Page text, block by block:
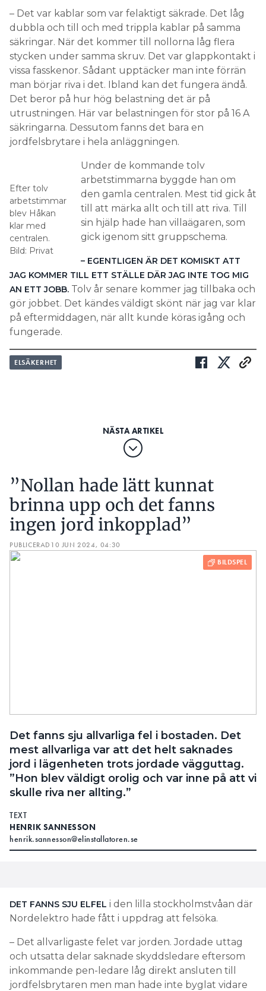
– Det var kablar som var felaktigt säkrade. Det låg
dubbla och till och med trippla kablar på samma
säkringar. När det kommer till nollorna låg flera
stycken under samma skruv. Det var glappkontakt i
vissa fasskenor. Sådant upptäcker man inte förrän
man börjar riva i det. Ibland kan det fungera ändå.
Det beror på hur hög belastning det är på
utrustningen. Här var belastningen för stor på 16 A
säkringarna. Dessutom fanns det bara en
jordfelsbrytare i hela anläggningen.
Efter tolv
arbetstimmar
blev Håkan
klar med
centralen.
Bild: Privat
Under de kommande tolv
arbetstimmarna byggde han om
den gamla centralen. Mest tid gick åt
till att märka allt och till att riva. Till
sin hjälp hade han villaägaren, som
gick igenom sitt gruppschema.
– EGENTLIGEN ÄR DET KOMISKT ATT
JAG KOMMER TILL ETT STÄLLE DÄR JAG INTE TOG MIG
AN ETT JOBB. Tolv år senare kommer jag tillbaka och
gör jobbet. Det kändes väldigt skönt när jag var klar
på eftermiddagen, när allt kunde köras igång och
fungerade.
ELSÄKERHET
”Nollan hade lätt kunnat
brinna upp och det fanns
ingen jord inkopplad”
PUBLICERAD 10 JUN 2024, 04:30
Det fanns sju allvarliga fel i bostaden. Det
mest allvarliga var att det helt saknades
jord i lägenheten trots jordade vägguttag.
”Hon blev väldigt orolig och var inne på att vi
skulle riva ner allting.”
TEXT
HENRIK SANNESSON
henrik.sannesson@elinstallatoren.se
DET FANNS SJU ELFEL i den lilla stockholmstvåan där
Nordelektro hade fått i uppdrag att felsöka.
– Det allvarligaste felet var jorden. Jordade uttag
och utsatta delar saknade skyddsledare eftersom
inkommande pen-ledare låg direkt ansluten till
jordfelsbrytaren men man hade inte byglat vidare